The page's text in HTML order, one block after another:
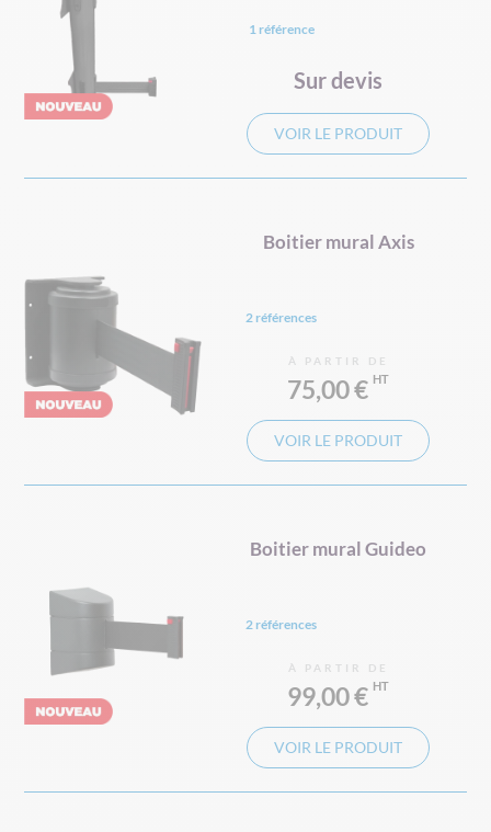
1 référence
Sur devis
VOIR LE PRODUIT
Boitier mural Axis
2 références
À PARTIR DE
75,00 €
VOIR LE PRODUIT
Boitier mural Guideo
2 références
À PARTIR DE
99,00 €
VOIR LE PRODUIT